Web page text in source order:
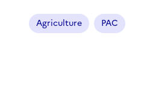
Agriculture PAC